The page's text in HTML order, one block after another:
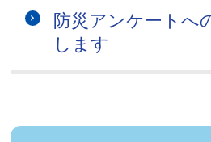
防災アンケートへ
します